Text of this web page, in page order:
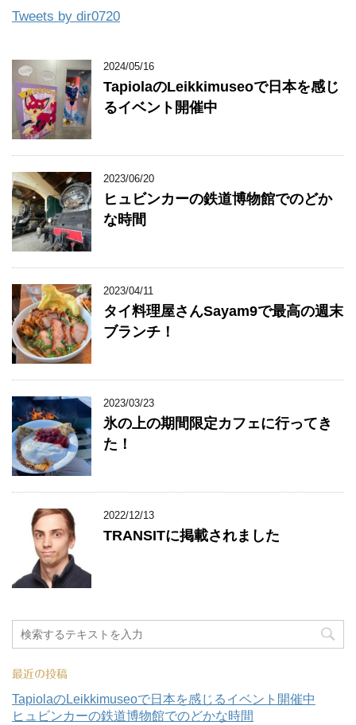
Tweets by dir0720
2024/05/16
TapiolaのLeikkimuseoで日本を感じ
るイベント開催中
2023/06/20
ヒュビンカーの鉄道博物館でのどか
な時間
2023/04/11
タイ料理屋さんSayam9で最高の週末
ブランチ！
2023/03/23
氷の上の期間限定カフェに行ってき
た！
2022/12/13
TRANSITに掲載されました
最近の投稿
TapiolaのLeikkimuseoで日本を感じるイベント開催中
ヒュビンカーの鉄道博物館でのどかな時間